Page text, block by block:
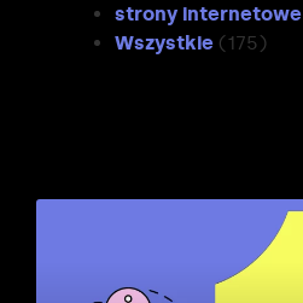
strony internetowe
Wszystkie (175)